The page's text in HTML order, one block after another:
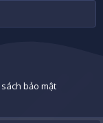
bảo mật